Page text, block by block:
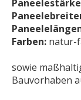
Farben: natur-
sowie
Bauvorhaben